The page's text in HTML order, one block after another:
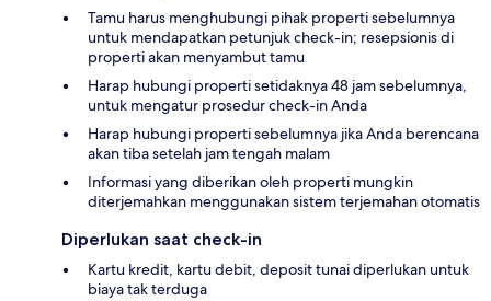
Tamu harus menghubungi pihak properti sebelumnya
untuk mendapatkan petunjuk check-in; resepsionis di
properti akan menyambut tamu
Harap hubungi properti setidaknya 48 jam sebelumnya,
untuk mengatur prosedur check-in Anda
Harap hubungi properti sebelumnya jika Anda berencana
akan tiba setelah jam tengah malam
Informasi yang diberikan oleh properti mungkin
diterjemahkan menggunakan sistem terjemahan otomatis
Diperlukan saat check-in
Kartu kredit, kartu debit, deposit tunai diperlukan untuk
biaya tak terduga